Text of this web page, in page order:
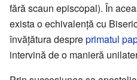
fără scaun episcopal). În
exista o echivalență cu
învățătura despreprimatul
intervină de o manieră